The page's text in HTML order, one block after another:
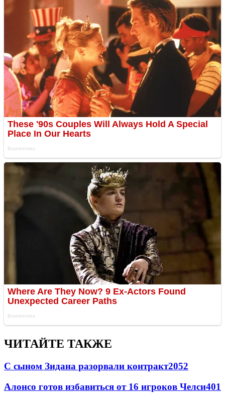
ЧИТАЙТЕ ТАКЖЕ
С сыном Зидана разорвали контракт2052
Алонсо готов избавиться от 16 игроков Челси401